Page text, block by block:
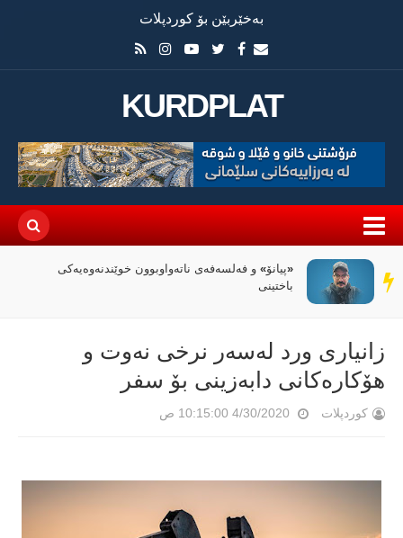
بەخێربێن بۆ کوردپلات
KURDPLAT
سەر
دێڕ
«پیانۆ» و فەلسەفەی ناتەواوبوون خوێندنەوەیەکی
باختینی
زانیاری ورد لەسەر نرخی نەوت و
هۆكارەكانی دابەزینی بۆ سفر
کوردپلات 4/30/2020 10:15:00 ص